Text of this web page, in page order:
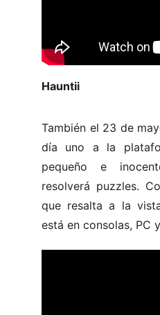
Hauntii
También el 23 de
día uno a la
pequeño e
resolverá puzzles.
que resalta a la
está en consolas, PC